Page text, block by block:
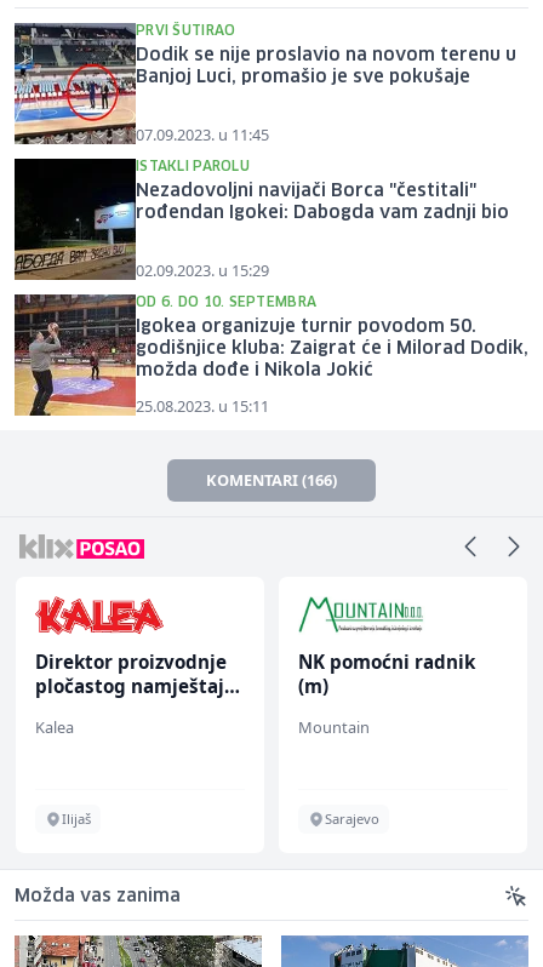
PRVI ŠUTIRAO
Dodik se nije proslavio na novom terenu u
Banjoj Luci, promašio je sve pokušaje
07.09.2023. u 11:45
ISTAKLI PAROLU
Nezadovoljni navijači Borca "čestitali"
rođendan Igokei: Dabogda vam zadnji bio
02.09.2023. u 15:29
OD 6. DO 10. SEPTEMBRA
Igokea organizuje turnir povodom 50.
godišnjice kluba: Zaigrat će i Milorad Dodik,
možda dođe i Nikola Jokić
25.08.2023. u 15:11
KOMENTARI (166)
Direktor proizvodnje
pločastog namještaja
Kalea
Ilijaš
NK pomoćni radnik
(m)
Mountain
Sarajevo
Možda vas zanima